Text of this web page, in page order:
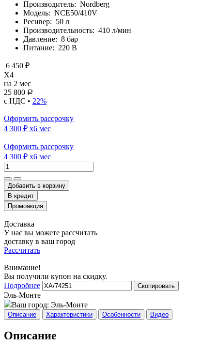
Производитель: Nordberg
Модель: NCE50/410V
Ресивер: 50 л
Производительность: 410 л/мин
Давление: 8 бар
Питание: 220 В
6 450 ₽
X4
на 2 мес
25 800 Р
с НДС • 22%
Оформить рассрочку
4 300 ₽ x6 мес
Оформить рассрочку
4 300 ₽ x6 мес
Добавить в корзину
Доставка
У нас вы можете рассчитать
доставку в ваш город
Рассчитать
Внимание!
Вы получили купон на скидку.
Подробнее
Скопировать
Эль-Монте
Ваш город: Эль-Монте
Описание Характеристики Особенности Видео
Описание